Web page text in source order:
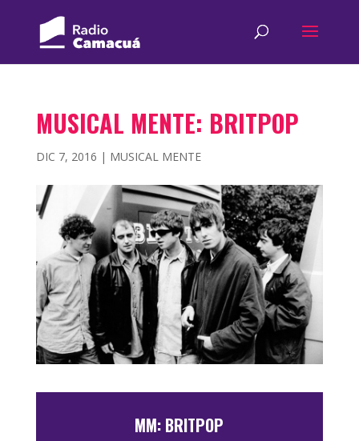
MUSICAL MENTE: BRITPOP
DIC 7, 2016 | MUSICAL MENTE
MM: BRITPOP